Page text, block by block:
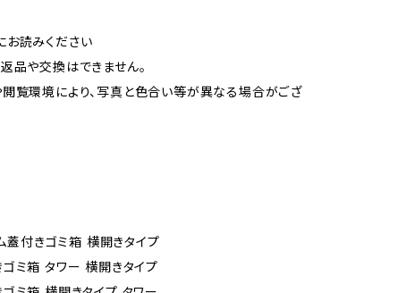
読みください
品や交換はできません。
閲覧環境により、写真と色合い等が異なる場合がござ
付きゴミ箱 横開きタイプ
ゴミ箱 タワー 横開きタイプ